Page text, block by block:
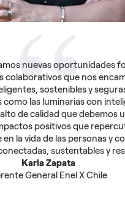
nuevas oportunidades
colaborativos que nos
sostenibles y
como las luminarias con
de calidad que debemos
positivos que
la vida de las personas y
sustentables y
Karla Zapata
General Enel X Chile